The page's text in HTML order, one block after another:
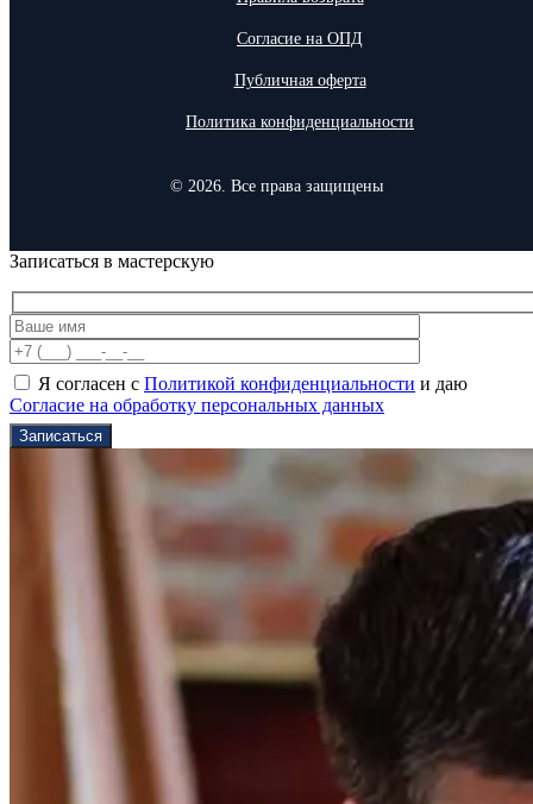
Согласие на ОПД
Публичная оферта
Политика конфиденциальности
© 2026. Все права защищены
Записаться в мастерскую
Я согласен с Политикой конфиденциальности и даю
Согласие на обработку персональных данных